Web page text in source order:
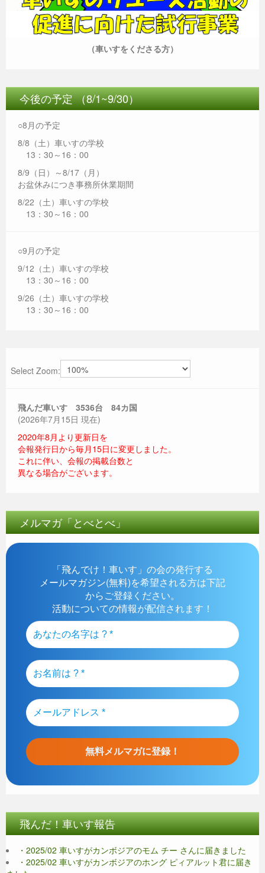
（車いすをくださる方）
今後の予定 （8/1~9/30）
○8月の予定
8/8（土）車いすの学校
13：30～16：00
8/9（日）～8/17（月）
お盆休みにつき事務所休業期間
8/22（土）車いすの学校
13：30～16：00
○9月の予定
9/12（土）車いすの学校
13：30～16：00
9/26（土）車いすの学校
13：30～16：00
Select Zoom:
飛んだ車いす 3536台 84カ国
(2026年7月15日 現在)
2020年8月より更新日を
会報発行日から毎月15日に変更しました。
これに伴い、会報の掲載台数と
異なる場合がございます。
メルマガ「とべとべ」
「飛んでけ！車いす」の会の発行する
メールマガジン(無料)を希望される方は下記
からご登録ください。
活動についての情報が配信されます！
飛んだ！車いす報告
・2025/02 車いすがカンボジアのモム チー さんに届きました
・2025/02 車いすがカンボジアのホング ピィアルット君に届き